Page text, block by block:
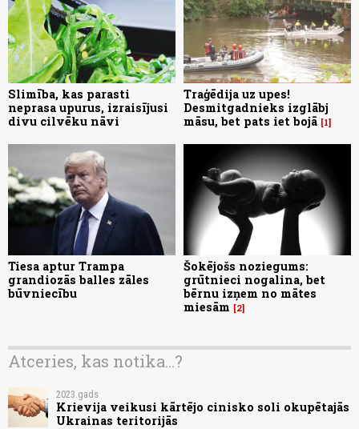
Slimība, kas parasti
neprasa upurus, izraisījusi
divu cilvēku nāvi
Traģēdija uz upes!
Desmitgadnieks izglābj
māsu, bet pats iet bojā 1
Tiesa aptur Trampa
grandiozās balles zāles
būvniecību
Šokējošs noziegums:
grūtnieci nogalina, bet
bērnu izņem no mātes
miesām
2
Atceries, kas notika...?
2023.gads
Krievija veikusi kārtējo cinisko soli okupētajās
Ukrainas teritorijās